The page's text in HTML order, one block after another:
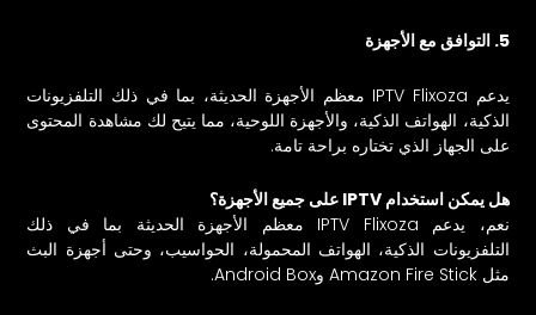
5. التوافق مع الأجهزة
يدعم IPTV Flixoza معظم الأجهزة الحديثة، بما في ذلك التلفزيونات
الذكية، الهواتف الذكية، والأجهزة اللوحية، مما يتيح لك مشاهدة المحتوى
على الجهاز الذي تختاره براحة تامة.
هل يمكن استخدام IPTV على جميع الأجهزة؟
نعم، يدعم IPTV Flixoza معظم الأجهزة الحديثة بما في ذلك
التلفزيونات الذكية، الهواتف المحمولة، الحواسيب، وحتى أجهزة البث
مثل Amazon Fire Stick وAndroid Box.